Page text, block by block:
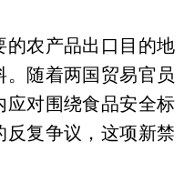
的农产品出口目的地
。随着两国贸易官员
应对围绕食品安全标
反复争议，这项新禁